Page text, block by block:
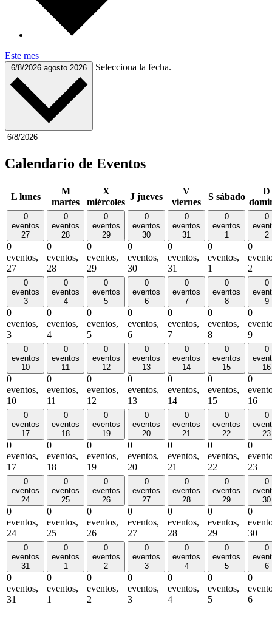
Este mes
6/8/2026 agosto 2026 Selecciona la fecha.
Calendario de Eventos
L lunes
M
martes
X
miércoles
J jueves
V
viernes
S sábado
D
0
eventos
27
0
eventos,
27
0
eventos
28
0
eventos,
28
0
eventos
29
0
eventos,
29
0
eventos
30
0
eventos,
30
0
eventos
31
0
eventos,
31
0
eventos
1
0
eventos,
1
0
2
0
2
0
eventos
3
0
eventos,
3
0
eventos
4
0
eventos,
4
0
eventos
5
0
eventos,
5
0
eventos
6
0
eventos,
6
0
eventos
7
0
eventos,
7
0
eventos
8
0
eventos,
8
0
9
0
9
0
eventos
10
0
eventos,
10
0
eventos
11
0
eventos,
11
0
eventos
12
0
eventos,
12
0
eventos
13
0
eventos,
13
0
eventos
14
0
eventos,
14
0
eventos
15
0
eventos,
15
0
16
0
16
0
eventos
17
0
eventos,
17
0
eventos
18
0
eventos,
18
0
eventos
19
0
eventos,
19
0
eventos
20
0
eventos,
20
0
eventos
21
0
eventos,
21
0
eventos
22
0
eventos,
22
0
23
0
23
0
eventos
24
0
eventos,
24
0
eventos
25
0
eventos,
25
0
eventos
26
0
eventos,
26
0
eventos
27
0
eventos,
27
0
eventos
28
0
eventos,
28
0
eventos
29
0
eventos,
29
0
30
0
30
0
eventos
31
0
eventos,
31
0
eventos
1
0
eventos,
1
0
eventos
2
0
eventos,
2
0
eventos
3
0
eventos,
3
0
eventos
4
0
eventos,
4
0
eventos
5
0
eventos,
5
0
6
0
6